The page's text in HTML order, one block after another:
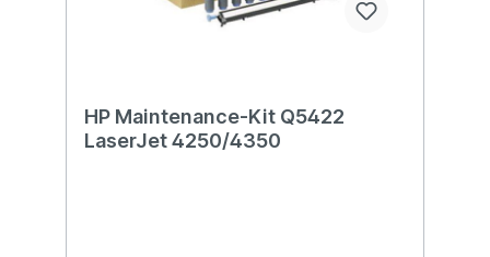
HP Maintenance-Kit Q5422
LaserJet 4250/4350